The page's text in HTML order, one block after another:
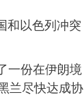
和以色列冲突
一份在伊朗境
兰尽快达成协